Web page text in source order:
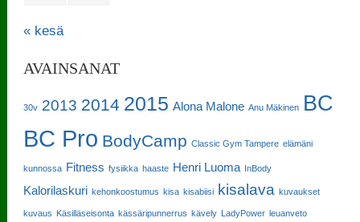
« kesä
AVAINSANAT
30v 2013 2014 2015 Alona Malone Anu Mäkinen BC
BC Pro BodyCamp Classic Gym Tampere elämäni
kunnossa Fitness fysiikka haaste Henri Luoma InBody
Kalorilaskuri kehonkoostumus kisa kisabiisi kisalava kuvaukset
kuvaus Käsilläseisonta kässäripunnerrus kävely LadyPower leuanveto